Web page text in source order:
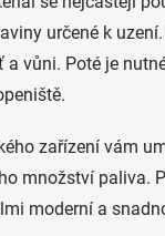
určené k
vůni. Poté je
zařízení vám
množství paliva.
moderní a